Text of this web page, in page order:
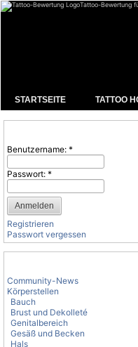
Tattoo-Bewertung
STARTSEITE TATTOO
Benutzername: *
Passwort: *
Registrieren
Passwort vergessen
Community-News
Körperstellen
Bauch
Brust und Dekolleté
Genitalbereich
Gesäß und Becken
Hals